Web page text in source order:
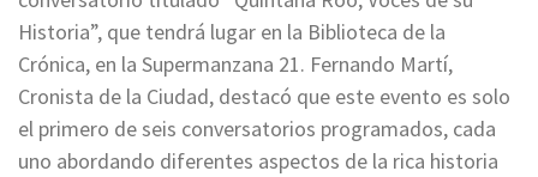
Historia”, que tendrá lugar en la Biblioteca de la
Crónica, en la Supermanzana 21. Fernando Martí,
Cronista de la Ciudad, destacó que este evento es solo
el primero de seis conversatorios programados, cada
uno abordando diferentes aspectos de la rica historia